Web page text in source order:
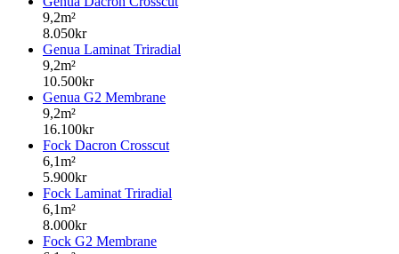
9,2m²
8.050kr
Genua Laminat Triradial
9,2m²
10.500kr
Genua G2 Membrane
9,2m²
16.100kr
Fock Dacron Crosscut
6,1m²
5.900kr
Fock Laminat Triradial
6,1m²
8.000kr
Fock G2 Membrane